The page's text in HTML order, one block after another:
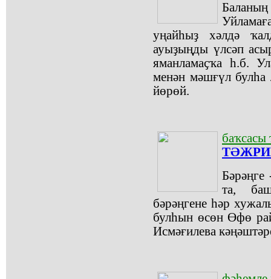
уңайһыҙ хәлдә
ауыҙыңды үлсәп
яманламаҫҡа һ.б.
менән мәшғүл булһа
йөрөй.
баҡсасы
та,
бәрәңгене һәр
булһын өсөн Өфө
Исмәғилева